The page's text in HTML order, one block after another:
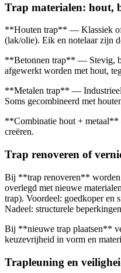
Trap materialen: hout,
**Houten trap** — Klassiek of
(lak/olie). Eik en notelaar zijn
**Betonnen trap** — Stevig,
afgewerkt worden met hout,
**Metalen trap** —
Soms gecombineerd met
**Combinatie hout +
creëren.
Trap renoveren of
Bij **trap renoveren** worden
overlegd met nieuwe
trap). Voordeel: goedkoper en
Nadeel: structurele
Bij **nieuwe trap plaatsen**
keuzevrijheid in vorm en
Trapleuning en